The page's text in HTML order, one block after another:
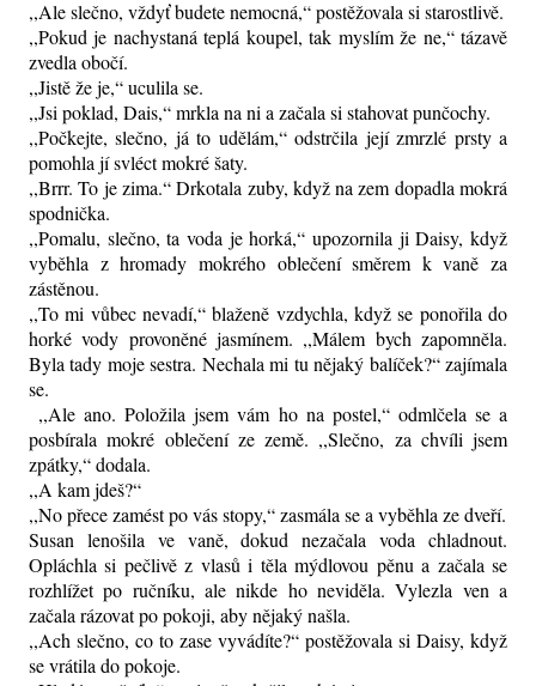
,,Ale slečno, vždyť budete nemocná,“ postěžovala si starostlivě.
,,Pokud je nachystaná teplá koupel, tak myslím že ne,“ tázavě
zvedla obočí.
,,Jistě že je,“ uculila se.
,,Jsi poklad, Dais,“ mrkla na ni a začala si stahovat punčochy.
,,Počkejte, slečno, já to udělám,“ odstrčila její zmrzlé prsty a
pomohla jí svléct mokré šaty.
,,Brrr. To je zima.“ Drkotala zuby, když na zem dopadla mokrá
spodnička.
,,Pomalu, slečno, ta voda je horká,“ upozornila ji Daisy, když
vyběhla z hromady mokrého oblečení směrem k vaně za
zástěnou.
,,To mi vůbec nevadí,“ blaženě vzdychla, když se ponořila do
horké vody provoněné jasmínem. ,,Málem bych zapomněla.
Byla tady moje sestra. Nechala mi tu nějaký balíček?“ zajímala
se.
,,Ale ano. Položila jsem vám ho na postel,“ odmlčela se a
posbírala mokré oblečení ze země. ,,Slečno, za chvíli jsem
zpátky,“ dodala.
,,A kam jdeš?“
,,No přece zamést po vás stopy,“ zasmála se a vyběhla ze dveří.
Susan lenošila ve vaně, dokud nezačala voda chladnout.
Opláchla si pečlivě z vlasů i těla mýdlovou pěnu a začala se
rozhlížet po ručníku, ale nikde ho neviděla. Vylezla ven a
začala rázovat po pokoji, aby nějaký našla.
,,Ach slečno, co to zase vyvádíte?“ postěžovala si Daisy, když
se vrátila do pokoje.